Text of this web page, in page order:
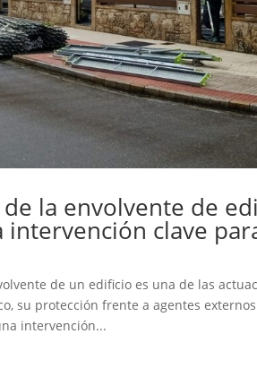
la envolvente de
intervención clave
de un edificio es una de las
su protección frente a agentes
intervención...